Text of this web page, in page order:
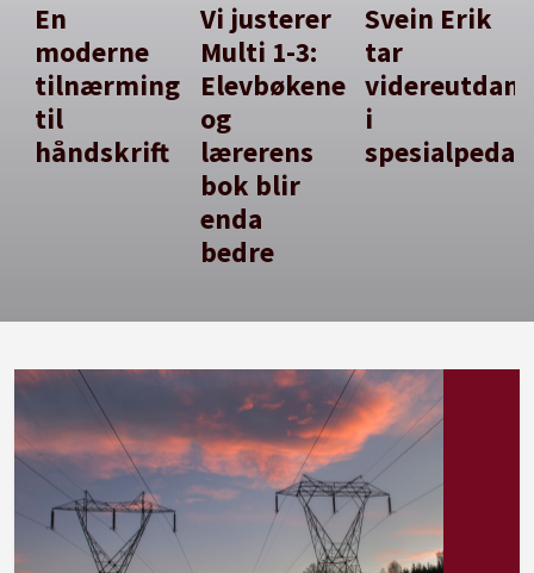
En
moderne
tilnærming
til
håndskrift
Vi justerer
Multi 1-3:
Elevbøkene
og
lærerens
bok blir
enda
bedre
Svein Erik
tar
i